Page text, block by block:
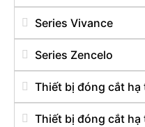
Series Vivance
Series Zencelo
Thiết bị đóng cắt hạ
Thiết bị đóng cắt hạ